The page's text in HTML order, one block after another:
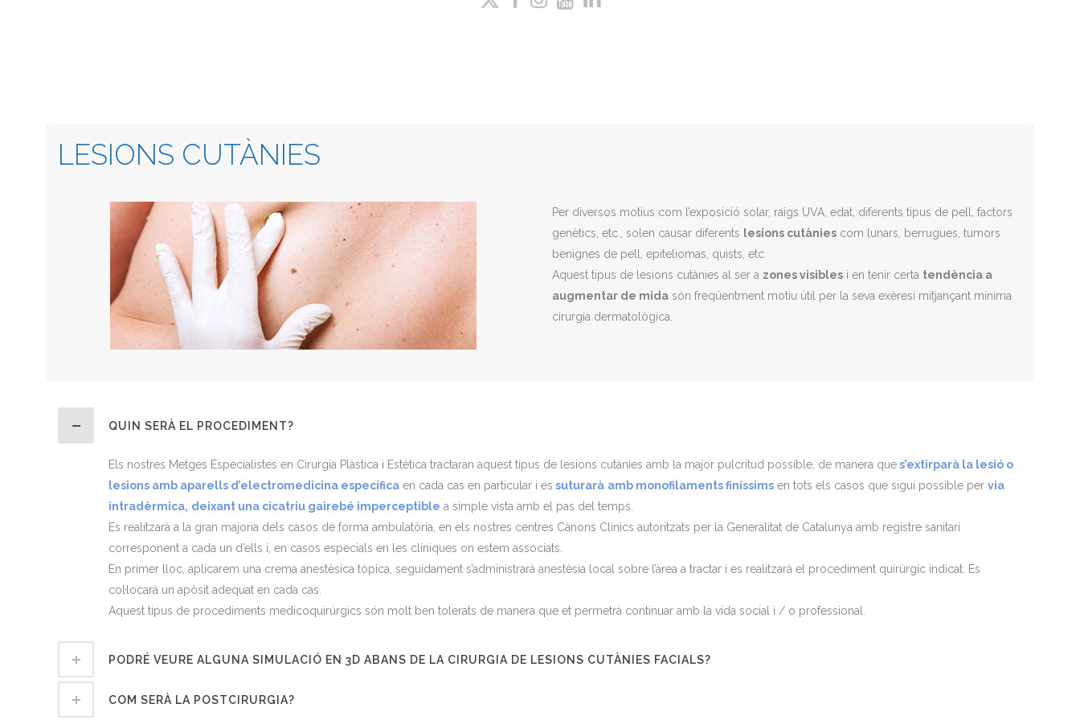
LESIONS CUTÀNIES
Per diversos motius com l’exposició solar, raigs UVA, edat, diferents tipus de pell, factors
genètics, etc., solen causar diferents lesions cutànies com lunars, berrugues, tumors
benignes de pell, epiteliomas, quists, etc.
Aquest tipus de lesions cutànies al ser a zones visibles i en tenir certa tendència a
augmentar de mida són freqüentment motiu útil per la seva exèresi mitjançant mínima
cirurgia dermatològica.
QUIN SERÀ EL PROCEDIMENT?
Els nostres Metges Especialistes en Cirurgia Plàstica i Estètica tractaran aquest tipus de lesions cutànies amb la major pulcritud possible, de manera ques’extirparà la lesió o
lesions amb aparells d’electromedicina específica en cada cas en particular i es suturarà amb monofilaments finíssims en tots els casos que sigui possible per via
intradèrmica, deixant una cicatriu gairebé imperceptible a simple vista amb el pas del temps.
Es realitzarà a la gran majoria dels casos de forma ambulatòria, en els nostres centres Cànons Clinics autoritzats per la Generalitat de Catalunya amb registre sanitari
corresponent a cada un d’ells i, en casos especials en les clíniques on estem associats.
En primer lloc, aplicarem una crema anestèsica tòpica, seguidament s’administrarà anestèsia local sobre l’àrea a tractar i es realitzarà el procediment quirúrgic indicat. Es
col·locarà un apòsit adequat en cada cas.
Aquest tipus de procediments medicoquirúrgics són molt ben tolerats de manera que et permetrà continuar amb la vida social i / o professional.
PODRÉ VEURE ALGUNA SIMULACIÓ EN 3D ABANS DE LA CIRURGIA DE LESIONS CUTÀNIES FACIALS?
COM SERÀ LA POSTCIRURGIA?